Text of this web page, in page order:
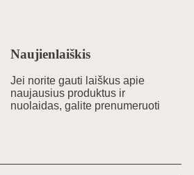
Naujienlaiškis
Jei norite gauti laiškus apie
naujausius produktus ir
nuolaidas, galite prenumeruoti